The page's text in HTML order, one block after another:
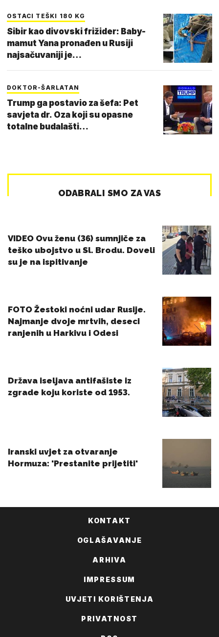
OSTACI TEŠKI 180 KG
Sibir kao divovski frižider: Baby-
mamut Yana pronađen u Rusiji
najsačuvaniji je…
DOKTOR-ŠARLATAN
Trump ga postavio za šefa: Pet
savjeta dr. Oza koji su opasne
totalne budalašti…
KONTAKT
OGLAŠAVANJE
ARHIVA
IMPRESSUM
UVJETI KORIŠTENJA
PRIVATNOST